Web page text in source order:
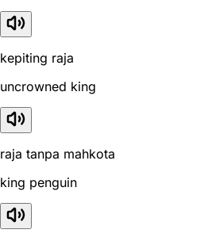
kepiting raja
uncrowned king
raja tanpa mahkota
king penguin